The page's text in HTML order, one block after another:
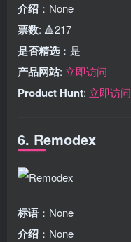
介绍 ：None
票数: 🔺217
是否精选 ：是
产品网站: 立即访问
Product Hunt: 立即访问
6. Remodex
标语 ：None
介绍 ：None